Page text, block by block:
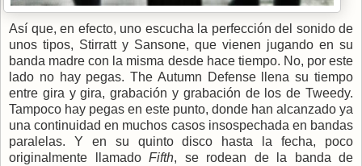
Así que, en efecto, uno escucha la perfección del sonido de
unos tipos, Stirratt y Sansone, que vienen jugando en su
banda madre con la misma desde hace tiempo. No, por este
lado no hay pegas. The Autumn Defense llena su tiempo
entre gira y gira, grabación y grabación de los de Tweedy.
Tampoco hay pegas en este punto, donde han alcanzado ya
una continuidad en muchos casos insospechada en bandas
paralelas. Y en su quinto disco hasta la fecha, poco
originalmente llamado Fifth, se rodean de la banda de